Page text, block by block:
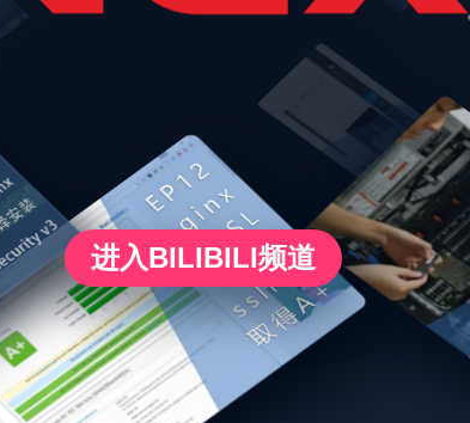
进入BILIBILI频道